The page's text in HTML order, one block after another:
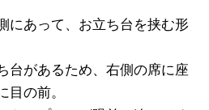
にあって、お立ち台を挟む形
台があるため、右側の席に座
目の前。